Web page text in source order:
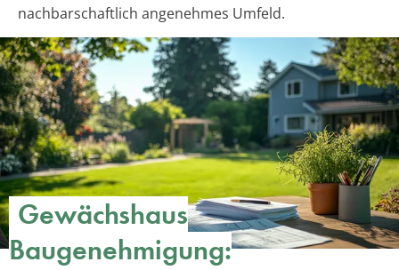
nachbarschaftlich angenehmes Umfeld.
Gewächshaus
Baugenehmigung: